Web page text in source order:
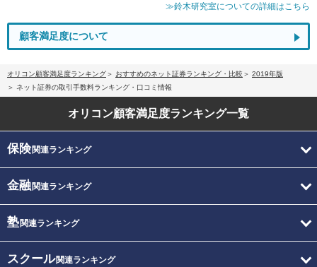
≫鈴木研究室についての詳細はこちら
顧客満足度について
オリコン顧客満足度ランキング おすすめのネット証券ランキング・比較
2019年版
ネット証券の取引手数料ランキング・口コミ情報
オリコン顧客満足度ランキング一覧
保険関連ランキング
金融関連ランキング
塾関連ランキング
スクール関連ランキング